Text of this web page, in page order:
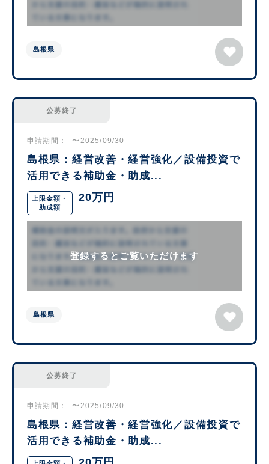
島根県
公募終了
申請期間： -〜2025/09/30
島根県：経営改善・経営強化／設備投資で
活用できる補助金・助成...
上限金額・
助成額
20万円
登録するとご覧いただけます
島根県
公募終了
申請期間： -〜2025/09/30
島根県：経営改善・経営強化／設備投資で
活用できる補助金・助成...